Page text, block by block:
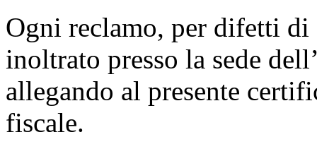
Ogni reclamo, per difetti di
inoltrato presso la sede
allegando al presente
fiscale.